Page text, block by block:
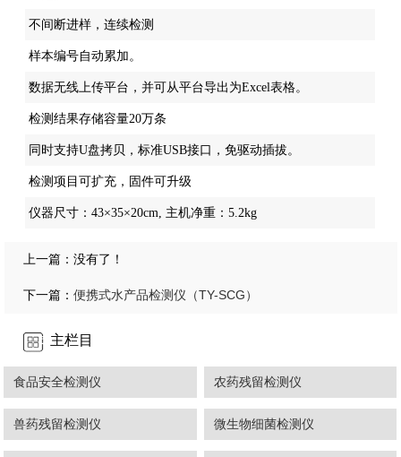
不间断进样，连续检测
样本编号自动累加。
数据无线上传平台，并可从平台导出为Excel表格。
检测结果存储容量20万条
同时支持U盘拷贝，标准USB接口，免驱动插拔。
检测项目可扩充，固件可升级
仪器尺寸：43×35×20cm, 主机净重：5.2kg
上一篇：没有了！
下一篇：便携式水产品检测仪（TY-SCG）
主栏目
食品安全检测仪 农药残留检测仪
兽药残留检测仪 微生物细菌检测仪